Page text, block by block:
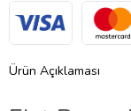
Ürün Açıklaması